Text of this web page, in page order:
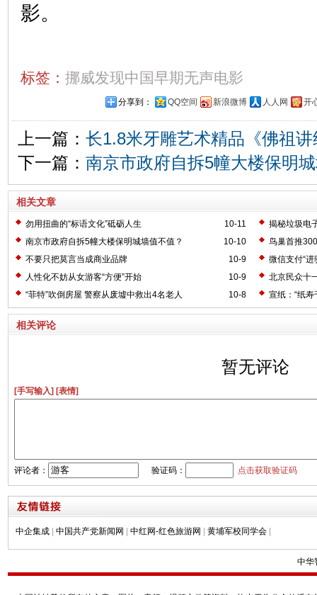
影。
标签： 挪威发现中国早期无声电影
分享到： QQ空间 新浪微博 人人网 开
上一篇： 长1.8米牙雕艺术精品《佛祖
下一篇： 南京市政府自拆5幢大楼保明
相关文章
10-11
勿用扭曲的“标语文化”砥砺人生
揭秘垃圾电
10-10
南京市政府自拆5幢大楼保明城墙值不值？
鸟巢首推
卡
10-9
不要只把莫言当成商业品牌
微信支付“进
10-9
人性化不妨从女游客“方便”开始
北京民众十
10-8
“菲特”吹倒房屋 警察从废墟中救出4名老人 宣纸：“纸
相关评论
暂无评论
[手写输入] [表情]
评论者： 验证码： 点击获取验证码
中企集成 中国共产党新闻网 中红网-红色旅游网 黄埔军校同学会
中华